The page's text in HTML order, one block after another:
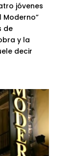
jóvenes
Moderno”
de
y la
decir